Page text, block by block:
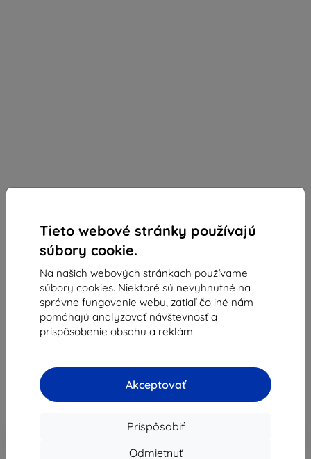
Tieto webové stránky používajú
súbory cookie.
Na našich webových stránkach používame
súbory cookies. Niektoré sú nevyhnutné na
správne fungovanie webu, zatiaľ čo iné nám
pomáhajú analyzovať návštevnosť a
prispôsobenie obsahu a reklám.
Akceptovať
Prispôsobiť
Odmietnuť
Redukcia SAMSUNG ADAPTER Jack 3.5 TO USB
TYPE C (EE-GN930BW) (Unboxed)
Popis a špecifikácia
6,37 €
Cena bez DPH5,18 €
Zľava s kupónom EXTRA10